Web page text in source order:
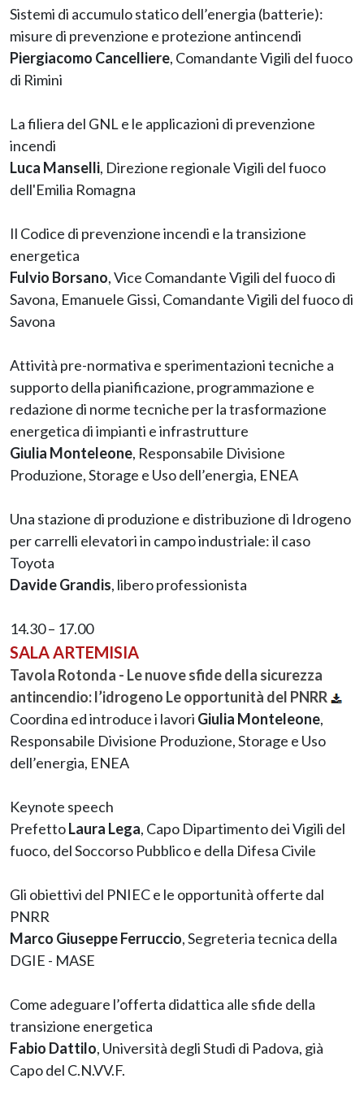
Sistemi di accumulo statico dell’energia (batterie):
misure di prevenzione e protezione antincendi
Piergiacomo Cancelliere, Comandante Vigili del fuoco
di Rimini
La filiera del GNL e le applicazioni di prevenzione
incendi
Luca Manselli, Direzione regionale Vigili del fuoco
dell'Emilia Romagna
Il Codice di prevenzione incendi e la transizione
energetica
Fulvio Borsano, Vice Comandante Vigili del fuoco di
Savona, Emanuele Gissi, Comandante Vigili del fuoco di
Savona
Attività pre-normativa e sperimentazioni tecniche a
supporto della pianificazione, programmazione e
redazione di norme tecniche per la trasformazione
energetica di impianti e infrastrutture
Giulia Monteleone, Responsabile Divisione
Produzione, Storage e Uso dell’energia, ENEA
Una stazione di produzione e distribuzione di Idrogeno
per carrelli elevatori in campo industriale: il caso
Toyota
Davide Grandis, libero professionista
14.30 – 17.00
SALA ARTEMISIA
Tavola Rotonda - Le nuove sfide della sicurezza
antincendio: l’idrogeno Le opportunità del PNRR
Coordina ed introduce i lavori Giulia Monteleone,
Responsabile Divisione Produzione, Storage e Uso
dell’energia, ENEA
Keynote speech
PrefettoLaura Lega, Capo Dipartimento dei Vigili del
fuoco, del Soccorso Pubblico e della Difesa Civile
Gli obiettivi del PNIEC e le opportunità offerte dal
PNRR
Marco Giuseppe Ferruccio, Segreteria tecnica della
DGIE - MASE
Come adeguare l’offerta didattica alle sfide della
transizione energetica
Fabio Dattilo, Università degli Studi di Padova, già
Capo del C.N.VV.F.